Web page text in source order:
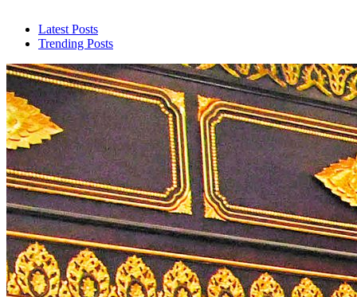
Latest Posts
Trending Posts